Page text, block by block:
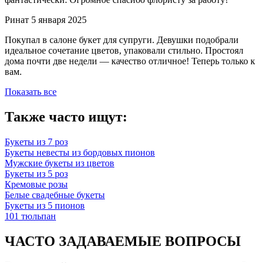
Ринат 5 января 2025
Покупал в салоне букет для супруги. Девушки подобрали
идеальное сочетание цветов, упаковали стильно. Простоял
дома почти две недели — качество отличное! Теперь только к
вам.
Показать все
Также часто ищут:
Букеты из 7 роз
Букеты невесты из бордовых пионов
Мужские букеты из цветов
Букеты из 5 роз
Кремовые розы
Белые свадебные букеты
Букеты из 5 пионов
101 тюльпан
ЧАСТО ЗАДАВАЕМЫЕ ВОПРОСЫ